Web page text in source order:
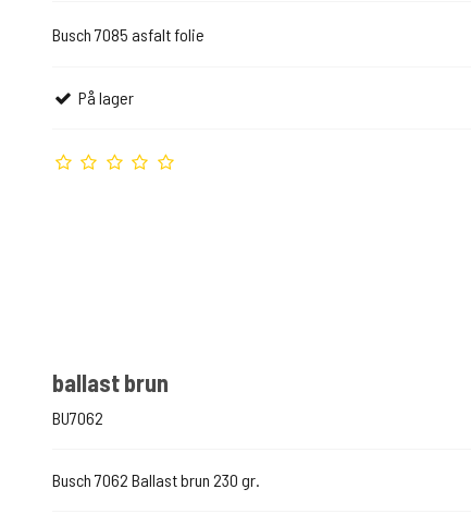
Busch 7085 asfalt folie
På lager
ballast brun
BU7062
Busch 7062 Ballast brun 230 gr.